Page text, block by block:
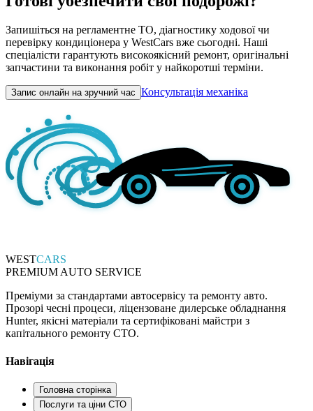
Запишіться на регламентне ТО, діагностику ходової чи
перевірку кондиціонера у WestCars вже сьогодні. Наші
спеціалісти гарантують високоякісний ремонт, оригінальні
запчастини та виконання робіт у найкоротші терміни.
Запис онлайн на зручний час Консультація механіка
WESTCARS
PREMIUM AUTO SERVICE
Преміуми за стандартами автосервісу та ремонту авто.
Прозорі чесні процеси, ліцензоване дилерське обладнання
Hunter, якісні матеріали та сертифіковані майстри з
капітального ремонту СТО.
Навігація
Головна сторінка
Послуги та ціни СТО